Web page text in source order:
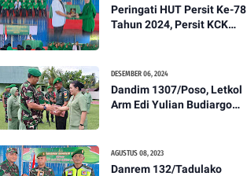
Peringati HUT Persit Ke-78
Tahun 2024, Persit KCK
Kesehatan Tentang
Pencegahan DBD
DESEMBER 06, 2024
Dandim 1307/Poso, Letkol
Arm Edi Yulian Budiargo
1307/Poso
AGUSTUS 08, 2023
Danrem 132/Tadulako